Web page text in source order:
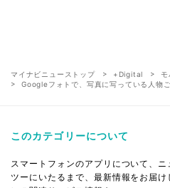
マイナビニューストップ +Digital モ
Googleフォトで、写真に写っている人物
このカテゴリーについて
スマートフォンのアプリについて、
ツーにいたるまで、最新情報をお届